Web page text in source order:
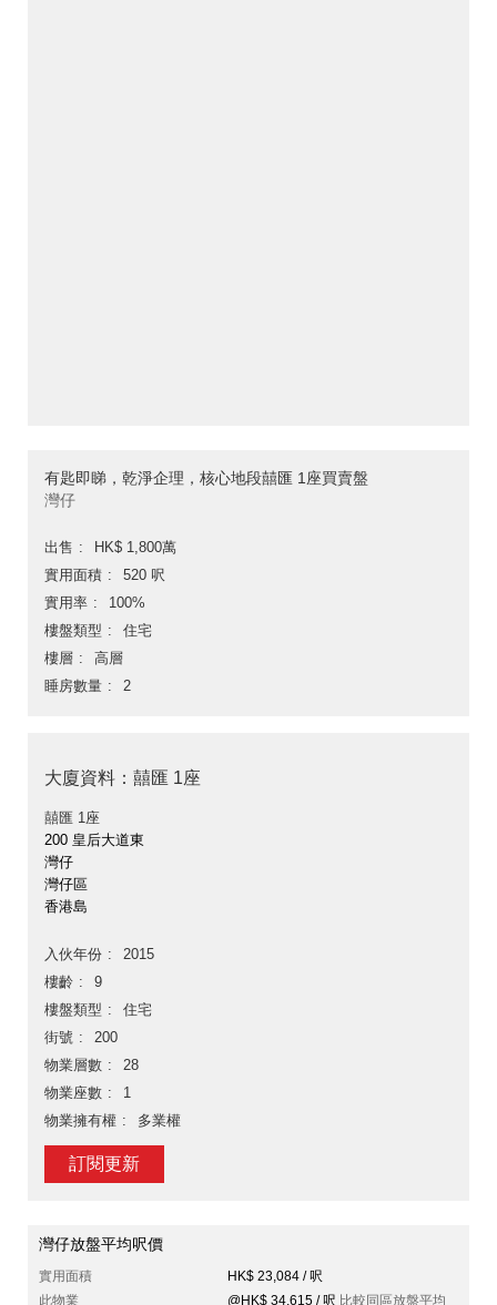
有匙即睇，乾淨企理，核心地段囍匯 1座買賣盤
灣仔
出售
HK$ 1,800萬
實用面積
520 呎
實用率
100%
樓盤類型
住宅
樓層
高層
睡房數量
2
大廈資料：囍匯 1座
囍匯 1座
200 皇后大道東
灣仔
灣仔區
香港島
入伙年份
2015
樓齡
9
樓盤類型
住宅
街號
200
物業層數
28
物業座數
1
物業擁有權
多業權
訂閱更新
灣仔放盤平均呎價
實用面積
HK$ 23,084 / 呎
此物業
@HK$ 34,615 / 呎 比較同區放盤平均